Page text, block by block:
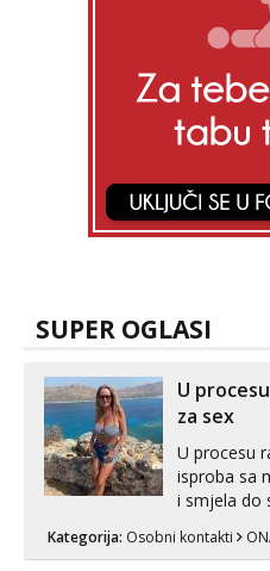
SUPER OGLASI
U
za sex
U procesu
isproba sa
i smjela do
Kategorija: Osobni kontakti